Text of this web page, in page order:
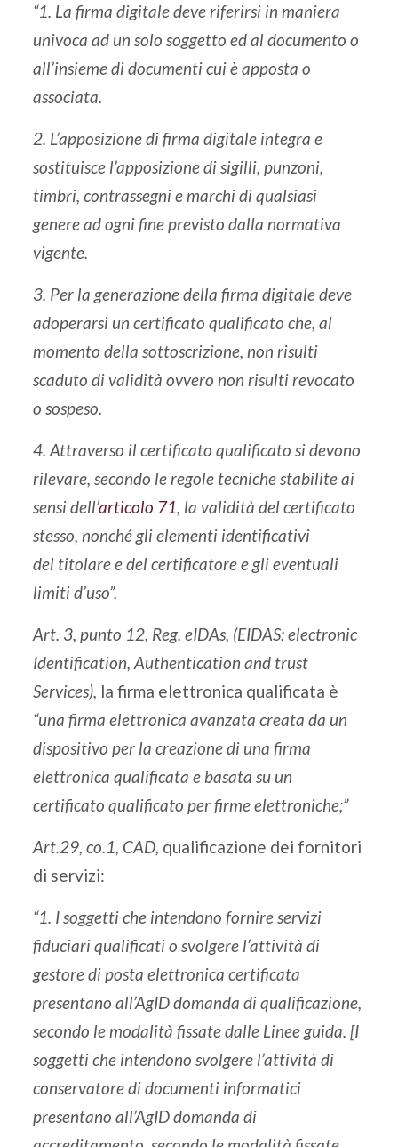
“1. La firma digitale deve riferirsi in maniera
univoca ad un solo soggetto ed al documento o
all’insieme di documenti cui è apposta o
associata.
2. L’apposizione di firma digitale integra e
sostituisce l’apposizione di sigilli, punzoni,
timbri, contrassegni e marchi di qualsiasi
genere ad ogni fine previsto dalla normativa
vigente.
3. Per la generazione della firma digitale deve
adoperarsi un certificato qualificato che, al
momento della sottoscrizione, non risulti
scaduto di validità ovvero non risulti revocato
o sospeso.
4. Attraverso il certificato qualificato si devono
rilevare, secondo le regole tecniche stabilite ai
sensi dell’articolo 71, la validità del certificato
stesso, nonché gli elementi identificativi
del titolare e del certificatore e gli eventuali
limiti d’uso”.
Art. 3, punto 12, Reg. eIDAs, (EIDAS: electronic
Identification, Authentication and trust
Services), la firma elettronica qualificata è
“una firma elettronica avanzata creata da un
dispositivo per la creazione di una firma
elettronica qualificata e basata su un
certificato qualificato per firme elettroniche;”
Art.29, co.1, CAD, qualificazione dei fornitori
di servizi:
“1. I soggetti che intendono fornire servizi
fiduciari qualificati o svolgere l’attività di
gestore di posta elettronica certificata
presentano all’AgID domanda di qualificazione,
secondo le modalità fissate dalle Linee guida. [I
soggetti che intendono svolgere l’attività di
conservatore di documenti informatici
presentano all’AgID domanda di